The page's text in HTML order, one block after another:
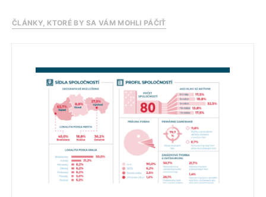
ČLÁNKY, KTORÉ BY SA VÁM MOHLI PÁČIŤ